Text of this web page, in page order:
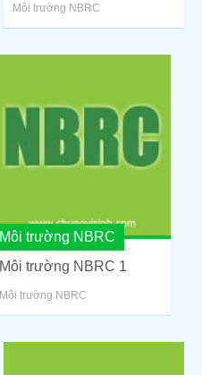
Môi trường NBRC
Môi trường NBRC
Môi trường NBRC 1
Môi trường NBRC